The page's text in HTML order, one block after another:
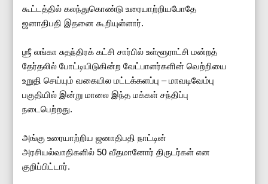
கூட்டத்தில் கலந்துகொண்டு உரையாற்றியபோதே
ஜனாதிபதி இதனை கூறியுள்ளார்.
ஶ்ரீ லங்கா சுதந்திரக் கட்சி சார்பில் உள்ளூராட்சி மன்றத்
தேர்தலில் போட்டியிடுகின்ற வேட்பாளர்களின் வெற்றியை
உறுதி செய்யும் வகையில மட்டக்களப்பு – மாவடிவேம்பு
பகுதியில் இன்று மாலை இந்த மக்கள் சந்திப்பு
நடைபெற்றது.
அங்கு உரையாற்றிய ஜனாதிபதி நாட்டின்
அரசியல்வாதிகளில் 50 வீதமானோர் திருடர்கள் என
குறிப்பிட்டார்.